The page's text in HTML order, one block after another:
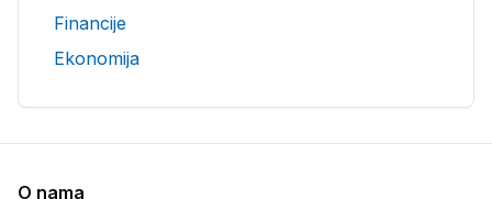
Financije
Ekonomija
O nama